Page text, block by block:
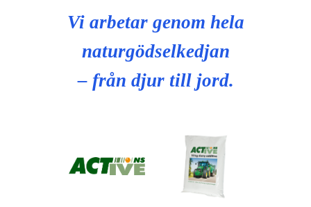
Vi arbetar genom hela
naturgödselkedjan
– från djur till jord.